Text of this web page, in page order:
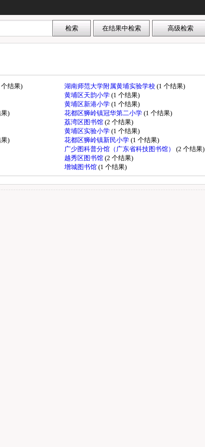
个结果) 湖南师范大学附属黄埔实验学校(1 个结果)
黄埔区天韵小学(1 个结果)
黄埔区新港小学(1 个结果)
) 花都区狮岭镇冠华第二小学(1 个结果)
荔湾区图书馆(2 个结果)
黄埔区实验小学(1 个结果)
) 花都区狮岭镇新民小学(1 个结果)
广少图科普分馆（广东省科技图书馆）(2 个结果)
越秀区图书馆(2 个结果)
增城图书馆(1 个结果)